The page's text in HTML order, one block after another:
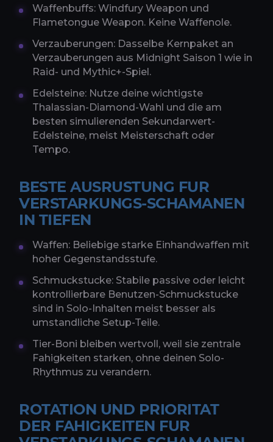
Waffenbuffs: Windfury Weapon und
Flametongue Weapon. Keine Waffenole.
Verzauberungen: Dasselbe Kernpaket an
Verzauberungen aus Midnight Saison 1 wie in
Raid- und Mythic+-Spiel.
Edelsteine: Nutze deine wichtigste
Thalassian-Diamond-Wahl und die am
besten simulierenden Sekundarwert-
Edelsteine, meist Meisterschaft oder
Tempo.
BESTE AUSRUSTUNG FUR
VERSTARKUNGS-SCHAMANEN
IN TIEFEN
Waffen: Beliebige starke Einhandwaffen mit
hoher Gegenstandsstufe.
Schmuckstucke: Stabile passive oder leicht
kontrollierbare Benutzen-Schmuckstucke
sind in Solo-Inhalten meist besser als
umstandliche Setup-Teile.
Tier-Boni bleiben wertvoll, weil sie zentrale
Fahigkeiten starken, ohne deinen Solo-
Rhythmus zu verandern.
ROTATION UND PRIORITAT
DER FAHIGKEITEN FUR